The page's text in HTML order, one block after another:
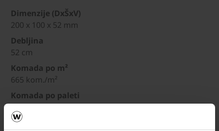
Dimenzije (DxŠxV)
200 x 100 x 52 mm
Debljina
52 cm
Komada po m²
665 kom./m²
Komada po paleti
1 kom./paleti
Težina